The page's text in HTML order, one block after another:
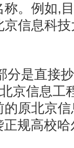
。例如,
信息科
是直接抄
京信息工
原北京
正规高校